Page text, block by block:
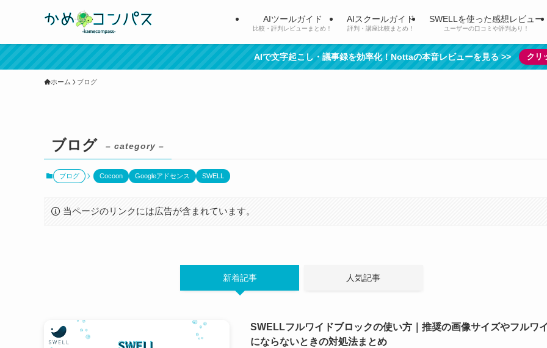
AIツールガイド
比較・評判レビューまとめ！
AIスクールガイド
評判・講座比較まとめ！
SWELLを使った感想レビュー
ユーザーの口コミや評判あり！
AIで文字起こし・議事録を効率化！Nottaの本音レビューを見る >> クリ
ホーム ブログ
ブログ – category –
ブログ Cocoon Googleアドセンス SWELL
当ページのリンクには広告が含まれています。
新着記事 人気記事
SWELLフルワイドブロックの使い方｜推奨の画像サイズやフルワ
にならないときの対処法まとめ